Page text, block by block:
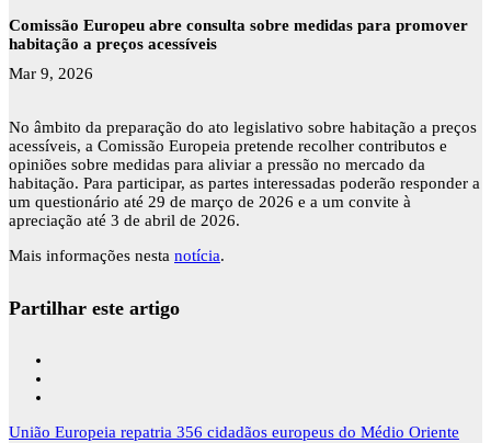
Comissão Europeu abre consulta sobre medidas para promover
habitação a preços acessíveis
Mar 9, 2026
No âmbito da preparação do ato legislativo sobre habitação a preços
acessíveis, a Comissão Europeia pretende recolher contributos e
opiniões sobre medidas para aliviar a pressão no mercado da
habitação. Para participar, as partes interessadas poderão responder a
um questionário até 29 de março de 2026 e a um convite à
apreciação até 3 de abril de 2026.
Mais informações nesta notícia.
Partilhar este artigo
Navegação
União Europeia repatria 356 cidadãos europeus do Médio Oriente